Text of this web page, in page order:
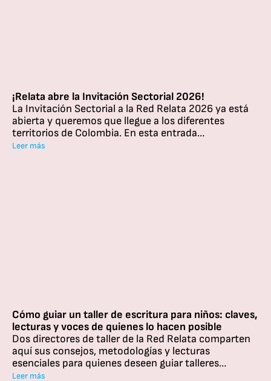
¡Relata abre la Invitación Sectorial 2026!
La Invitación Sectorial a la Red Relata 2026 ya está
abierta y queremos que llegue a los diferentes
territorios de Colombia. En esta entrada
desglosamos los aspectos principales de la
Leer más
Cómo guiar un taller de escritura para niños: claves,
lecturas y voces de quienes lo hacen posible
Dos directores de taller de la Red Relata comparten
aquí sus consejos, metodologías y lecturas
esenciales para quienes deseen guiar talleres
dirigidos a niños, acompañados por las reflexiones de
Leer más